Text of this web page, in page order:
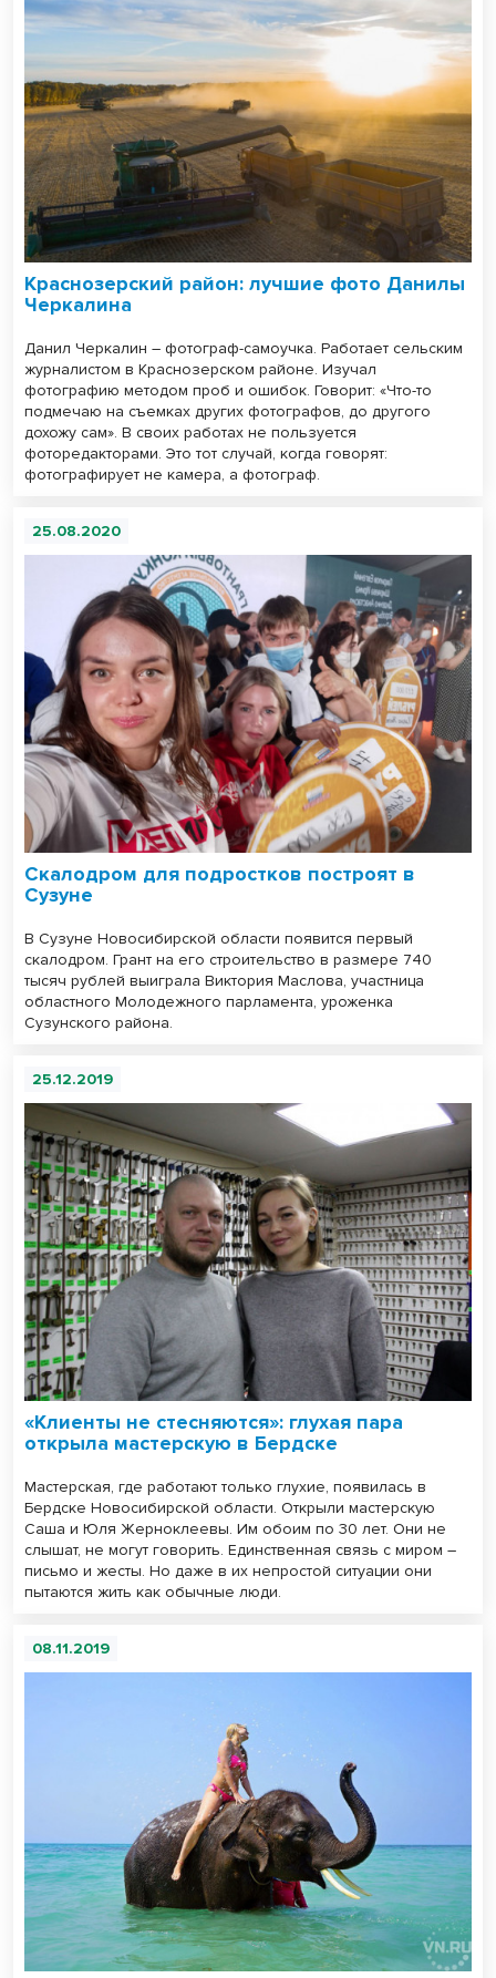
Краснозерский район: лучшие фото Данилы
Черкалина
Данил Черкалин – фотограф-самоучка. Работает сельским
журналистом в Краснозерском районе. Изучал
фотографию методом проб и ошибок. Говорит: «Что-то
подмечаю на съемках других фотографов, до другого
дохожу сам». В своих работах не пользуется
фоторедакторами. Это тот случай, когда говорят:
фотографирует не камера, а фотограф.
25.08.2020
Скалодром для подростков построят в
Сузуне
В Сузуне Новосибирской области появится первый
скалодром. Грант на его строительство в размере 740
тысяч рублей выиграла Виктория Маслова, участница
областного Молодежного парламента, уроженка
Сузунского района.
25.12.2019
«Клиенты не стесняются»: глухая пара
открыла мастерскую в Бердске
Мастерская, где работают только глухие, появилась в
Бердске Новосибирской области. Открыли мастерскую
Саша и Юля Жерноклеевы. Им обоим по 30 лет. Они не
слышат, не могут говорить. Единственная связь с миром –
письмо и жесты. Но даже в их непростой ситуации они
пытаются жить как обычные люди.
08.11.2019